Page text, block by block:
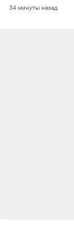
34 минуты назад